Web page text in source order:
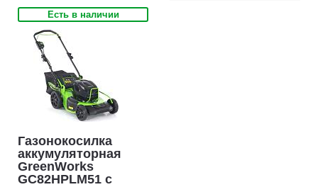
Есть в наличии
Газонокосилка
аккумуляторная
GreenWorks
GC82HPLM51 с